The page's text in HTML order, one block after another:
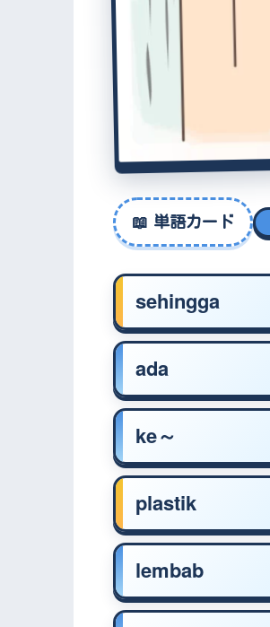
📖 単語カード
sehingga
ada
ke～
plastik
lembab